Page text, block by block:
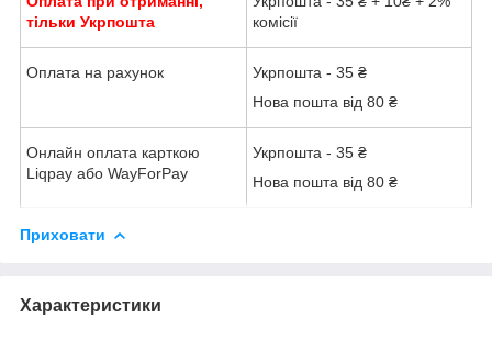
тільки Укрпошта
комісії
Оплата на рахунок
Укрпошта - 35 ₴
Нова пошта від 80 ₴
Онлайн оплата карткою
Liqpay або WayForPay
Укрпошта - 35 ₴
Нова пошта від 80 ₴
Приховати
Характеристики